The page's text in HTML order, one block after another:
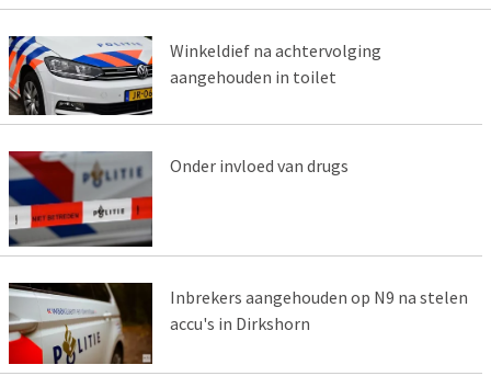
Winkeldief na achtervolging
aangehouden in toilet
Onder invloed van drugs
Inbrekers aangehouden op N9 na stelen
accu's in Dirkshorn